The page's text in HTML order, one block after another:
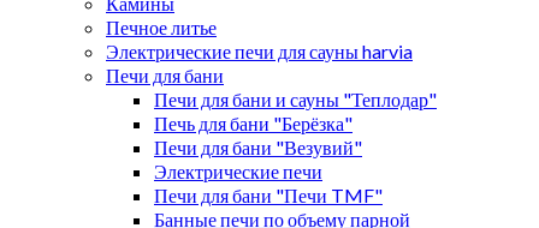
Печное литье
Электрические печи для сауны harvia
Печи для бани
Печи для бани и сауны "Теплодар"
Печь для бани "Берёзка"
Печи для бани "Везувий"
Электрические печи
Печи для бани "Печи TMF"
Банные печи по объему парной